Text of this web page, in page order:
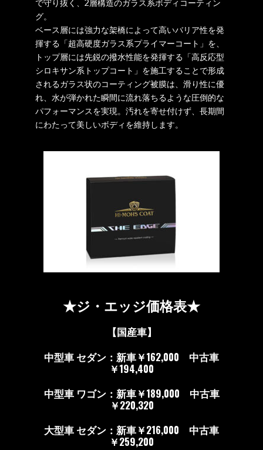
で守り抜く、2層構造のガラス系ボディコーティン
グ。
ベース層には強力な架橋によって高いバリア性を発
揮する「超高硬度ガラス系プライマーコート」を、
トップ層には先鋭の撥水性能を発揮する「高反応型
シロキサン系トップコート」を施工することで形成
されるガラス状のコーティング被膜は、滑り性に優
れ、水が弾かれた瞬間に流れ落ちるような圧倒的な
パフォーマンスを実現。汚れを寄せ付けず、長期間
にわたって美しいボディを維持します。
★ジ・エッジ価格表★
【国産車】
中型車 セダン：新車￥162,000 中古車
￥194,400
中型車 ワゴン：新車￥189,000 中古車
￥220,320
大型車 セダン：新車￥216,000 中古車
￥259,200